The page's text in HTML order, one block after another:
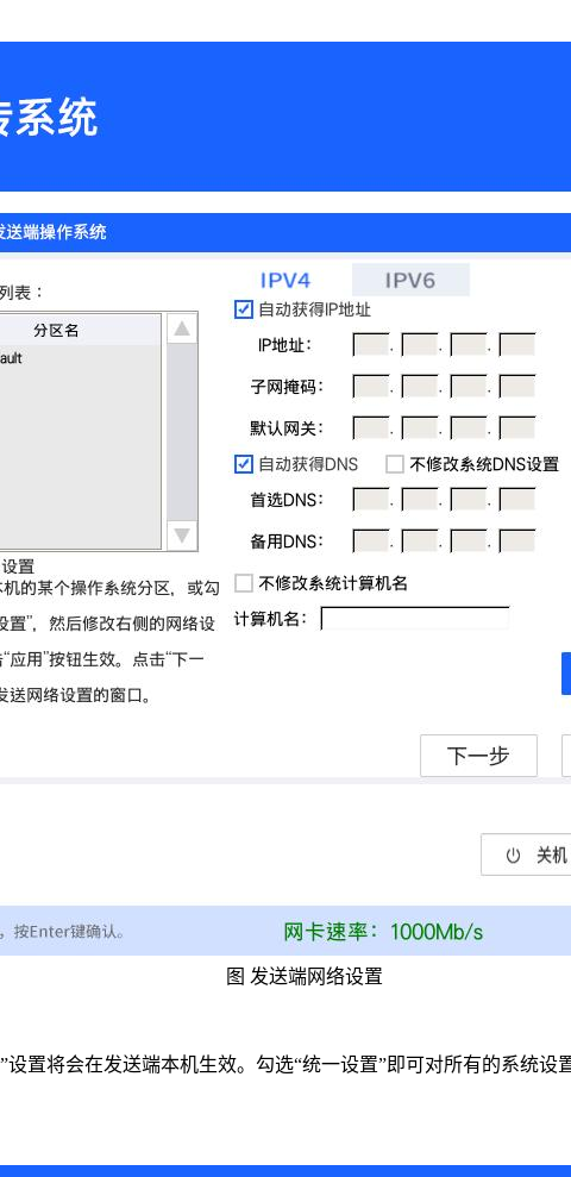
图 发送端网络设置
设置将会在发送端本机生效。勾选“统一设置”即可对所有的系统设